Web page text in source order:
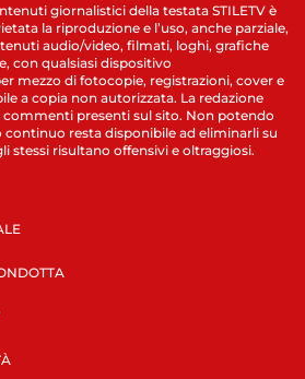
giornalistici della testata STILETV è
la riproduzione e l’uso, anche parziale,
audio/video, filmati, loghi, grafiche
con qualsiasi dispositivo
mezzo di fotocopie, registrazioni, cover e
a copia non autorizzata. La redazione
commenti presenti sul sito. Non potendo
resta disponibile ad eliminarli su
stessi risultano offensivi e oltraggiosi.